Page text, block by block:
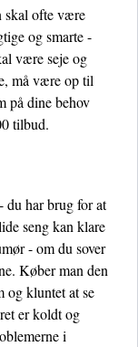
skal ofte være
og smarte -
være seje og
må være op til
på dine behov
tilbud.
du har brug for at
seng kan klare
- om du sover
Køber man den
og kluntet at se
er koldt og
i